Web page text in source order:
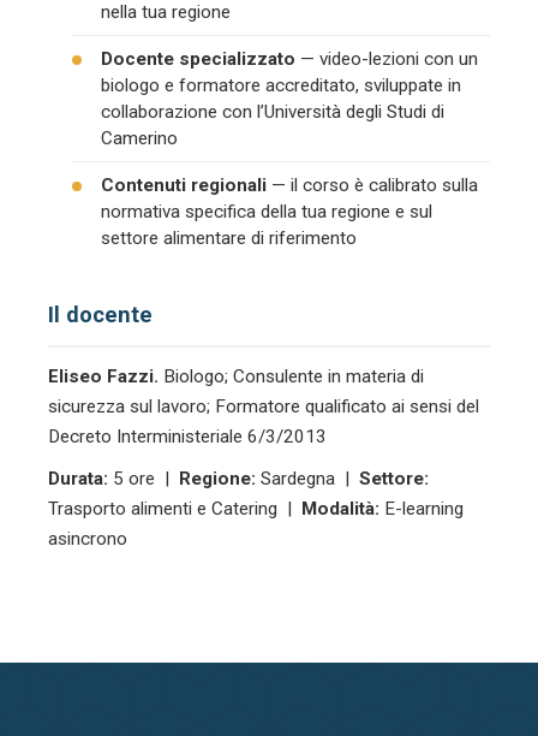
nella tua regione
Docente specializzato — video-lezioni con un
biologo e formatore accreditato, sviluppate in
collaborazione con l’Università degli Studi di
Camerino
Contenuti regionali — il corso è calibrato sulla
normativa specifica della tua regione e sul
settore alimentare di riferimento
Il docente
Eliseo Fazzi. Biologo; Consulente in materia di
sicurezza sul lavoro; Formatore qualificato ai sensi del
Decreto Interministeriale 6/3/2013
Durata: 5 ore | Regione: Sardegna | Settore:
Trasporto alimenti e Catering | Modalità: E-learning
asincrono